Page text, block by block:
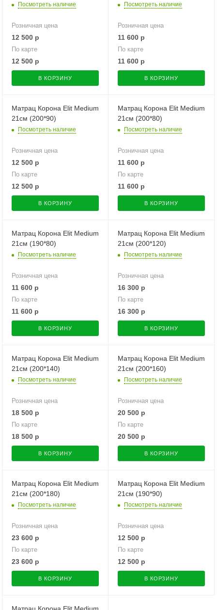
Посмотреть наличие
Розничная цена
12 500 р
По карте
12 500 р
В КОРЗИНУ
Посмотреть наличие
Розничная цена
11 600 р
По карте
11 600 р
В КОРЗИНУ
Матрац Корона Elit Medium
21см (200*90)
Посмотреть наличие
Розничная цена
12 500 р
По карте
12 500 р
В КОРЗИНУ
Матрац Корона Elit Medium
21см (200*80)
Посмотреть наличие
Розничная цена
11 600 р
По карте
11 600 р
В КОРЗИНУ
Матрац Корона Elit Medium
21см (190*80)
Посмотреть наличие
Розничная цена
11 600 р
По карте
11 600 р
В КОРЗИНУ
Матрац Корона Elit Medium
21см (200*120)
Посмотреть наличие
Розничная цена
16 300 р
По карте
16 300 р
В КОРЗИНУ
Матрац Корона Elit Medium
21см (200*140)
Посмотреть наличие
Розничная цена
18 500 р
По карте
18 500 р
В КОРЗИНУ
Матрац Корона Elit Medium
21см (200*160)
Посмотреть наличие
Розничная цена
20 500 р
По карте
20 500 р
В КОРЗИНУ
Матрац Корона Elit Medium
21см (200*180)
Посмотреть наличие
Розничная цена
23 600 р
По карте
23 600 р
В КОРЗИНУ
Матрац Корона Elit Medium
21см (190*90)
Посмотреть наличие
Розничная цена
12 500 р
По карте
12 500 р
В КОРЗИНУ
Матрац Корона Elit Medium